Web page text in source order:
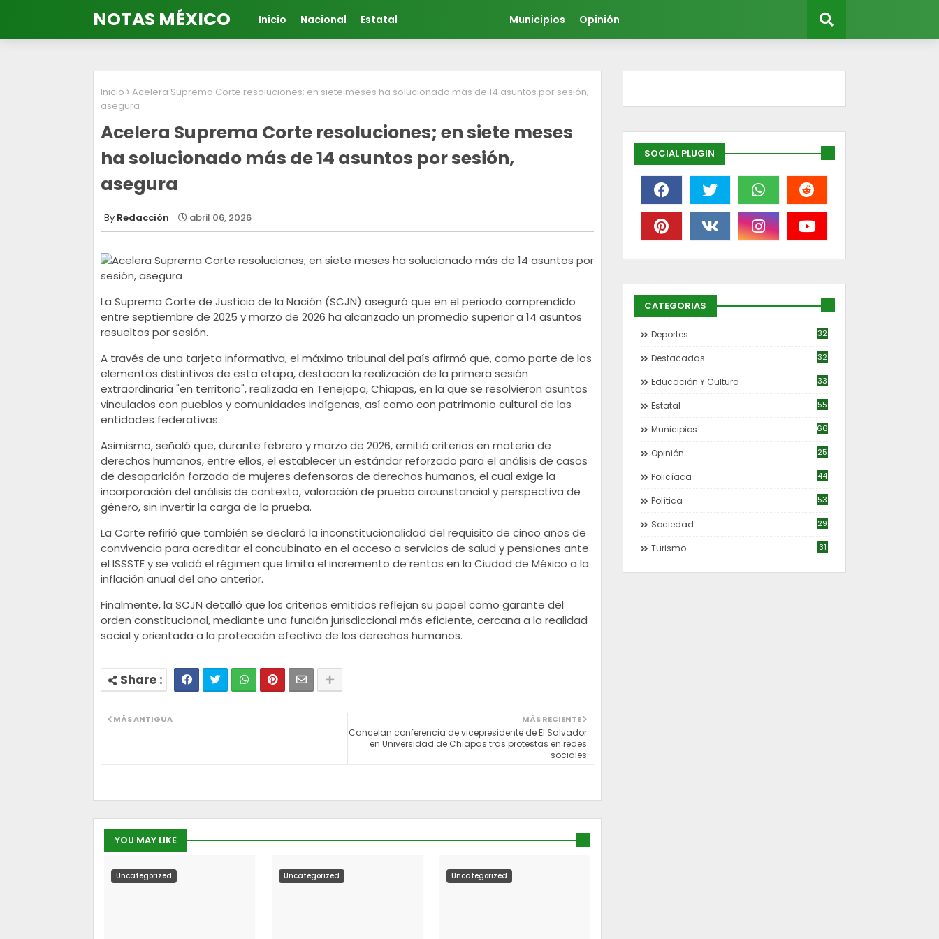
NOTAS MÉXICO Inicio Nacional Estatal Municipios Opinión
Inicio
Acelera Suprema Corte resoluciones; en siete meses ha solucionado más de 14 asuntos por sesión,
asegura
Acelera Suprema Corte resoluciones; en siete meses
ha solucionado más de 14 asuntos por sesión,
asegura
Redacción abril 06, 2026
La Suprema Corte de Justicia de la Nación (SCJN) aseguró que en el periodo comprendido
entre septiembre de 2025 y marzo de 2026 ha alcanzado un promedio superior a 14 asuntos
resueltos por sesión.
A través de una tarjeta informativa, el máximo tribunal del país afirmó que, como parte de los
elementos distintivos de esta etapa, destacan la realización de la primera sesión
extraordinaria "en territorio", realizada en Tenejapa, Chiapas, en la que se resolvieron asuntos
vinculados con pueblos y comunidades indígenas, así como con patrimonio cultural de las
entidades federativas.
Asimismo, señaló que, durante febrero y marzo de 2026, emitió criterios en materia de
derechos humanos, entre ellos, el establecer un estándar reforzado para el análisis de casos
de desaparición forzada de mujeres defensoras de derechos humanos, el cual exige la
incorporación del análisis de contexto, valoración de prueba circunstancial y perspectiva de
género, sin invertir la carga de la prueba.
La Corte refirió que también se declaró la inconstitucionalidad del requisito de cinco años de
convivencia para acreditar el concubinato en el acceso a servicios de salud y pensiones ante
el ISSSTE y se validó el régimen que limita el incremento de rentas en la Ciudad de México a la
inflación anual del año anterior.
Finalmente, la SCJN detalló que los criterios emitidos reflejan su papel como garante del
orden constitucional, mediante una función jurisdiccional más eficiente, cercana a la realidad
social y orientada a la protección efectiva de los derechos humanos.
MÁS RECIENTE
Cancelan conferencia de vicepresidente de El Salvador
en Universidad de Chiapas tras protestas en redes
sociales
MÁS ANTIGUA
YOU MAY LIKE
Uncategorized Uncategorized Uncategorized
SOCIAL PLUGIN
CATEGORIAS
Deportes 32
Destacadas 32
Educación Y Cultura 33
Estatal 55
Municipios 66
Opinión 25
Policíaca 44
Política 53
Sociedad 29
Turismo 31